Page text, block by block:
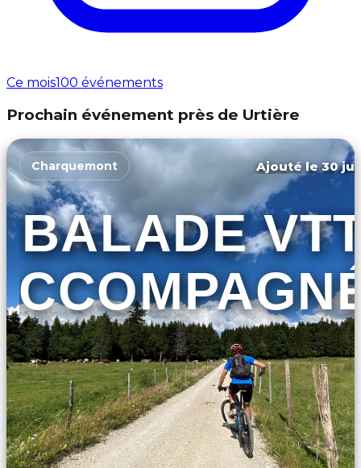
Ce mois100 événements
Prochain événement près de Urtière
Charquemont Ajouté le 30
BALADE